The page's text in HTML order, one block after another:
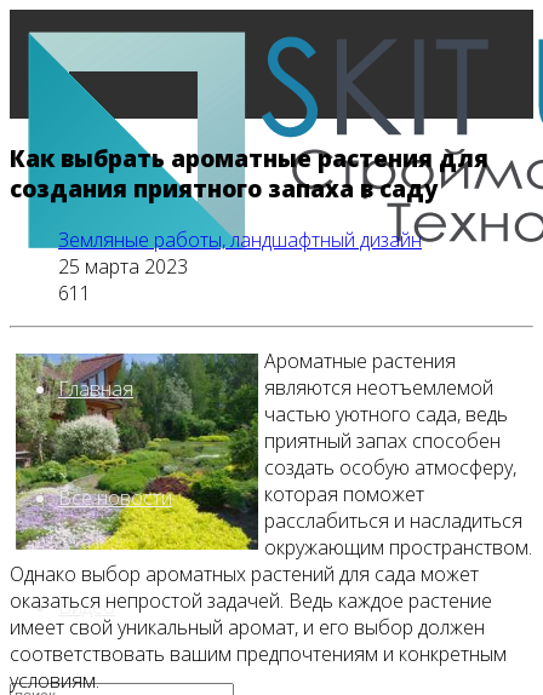
Главная
Все новости
Видео
Как выбрать ароматные растения для
создания приятного запаха в саду
Земляные работы, ландшафтный дизайн
25 марта 2023
611
Ароматные растения
являются неотъемлемой
частью уютного сада, ведь
приятный запах способен
создать особую атмосферу,
которая поможет
расслабиться и насладиться
окружающим пространством.
Однако выбор ароматных растений для сада может
оказаться непростой задачей. Ведь каждое растение
имеет свой уникальный аромат, и его выбор должен
соответствовать вашим предпочтениям и конкретным
условиям.